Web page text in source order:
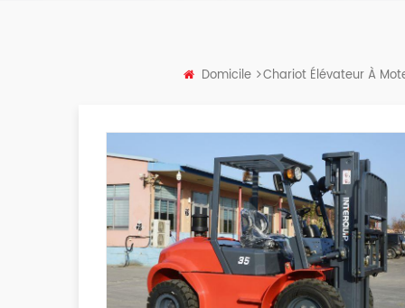
Domicile Chariot Élévateur À